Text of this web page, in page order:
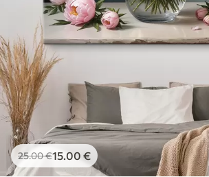
25.00€15.00 €